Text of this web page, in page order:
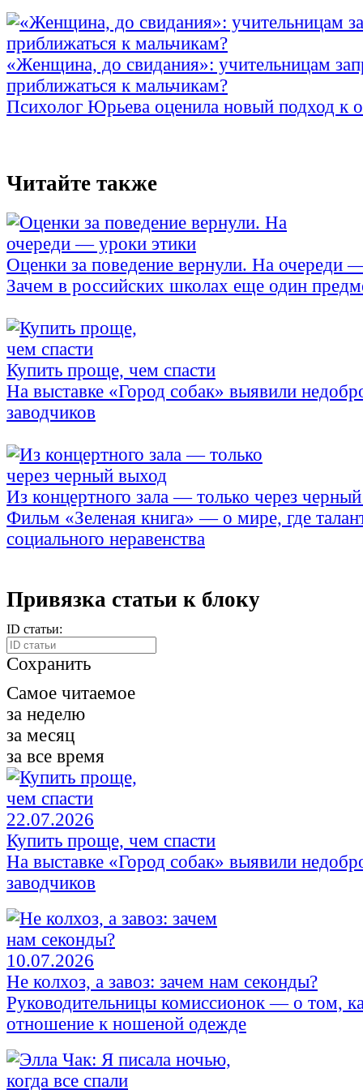
«Женщина, до свидания»: учительницам
приближаться к мальчикам?
Психолог Юрьева оценила новый подход к
Читайте также
Оценки за поведение вернули. На очереди
Зачем в российских школах еще один
Купить проще, чем спасти
На выставке «Город собак» выявили
заводчиков
Из концертного зала — только через
Фильм «Зеленая книга» — о мире, где
социального неравенства
Привязка статьи к блоку
ID статьи:
Сохранить
Самое читаемое
за неделю
за месяц
за все время
22.07.2026
Купить проще, чем спасти
На выставке «Город собак» выявили
заводчиков
10.07.2026
Не колхоз, а завоз: зачем нам секонды?
Руководительницы комиссионок — о том,
отношение к ношеной одежде